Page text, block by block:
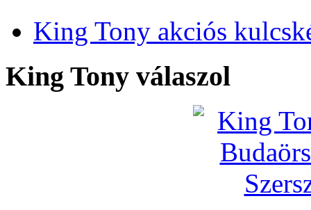
King Tony akciós
King Tony válaszol